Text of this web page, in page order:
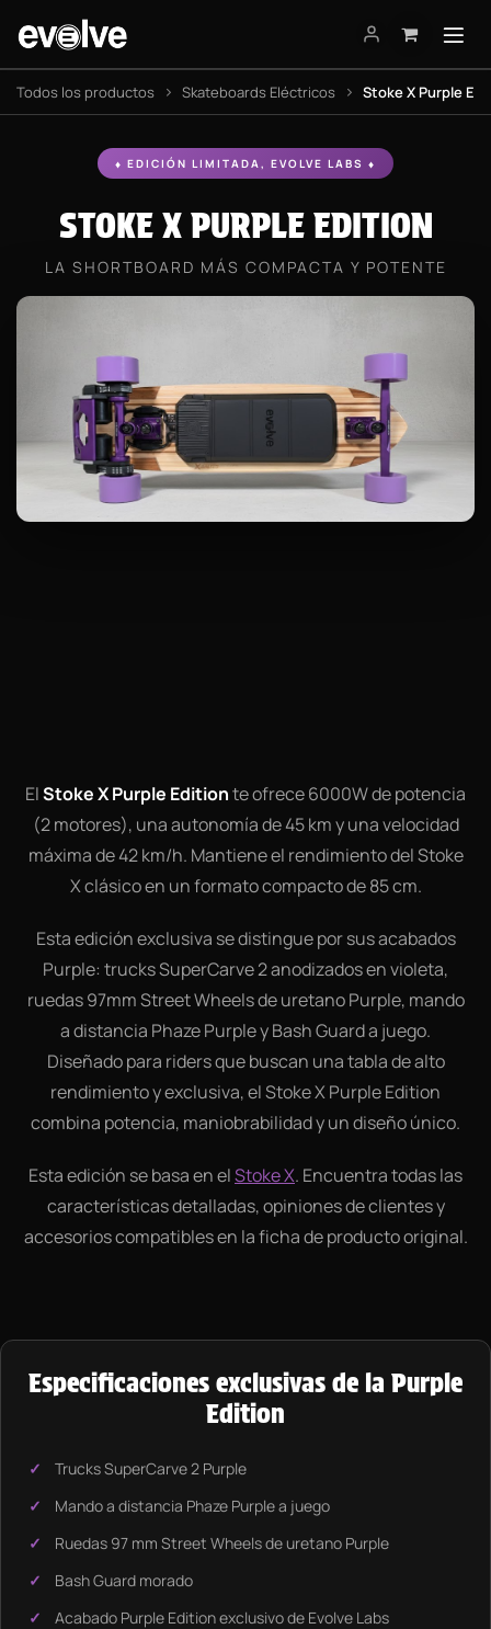
Todos los productos Skateboards Eléctricos Stoke X Purple
♦ EDICIÓN LIMITADA, EVOLVE LABS ♦
STOKE X PURPLE EDITION
LA SHORTBOARD MÁS COMPACTA Y POTENTE
ElStoke X Purple Editionte ofrece 6000W de potencia
(2 motores), una autonomía de 45 km y una velocidad
máxima de 42 km/h. Mantiene el rendimiento del Stoke
X clásico en un formato compacto de 85 cm.
Esta edición exclusiva se distingue por sus acabados
Purple: trucks SuperCarve 2 anodizados en violeta,
ruedas 97mm Street Wheels de uretano Purple, mando
a distancia Phaze Purple y Bash Guard a juego.
Diseñado para riders que buscan una tabla de alto
rendimiento y exclusiva, el Stoke X Purple Edition
combina potencia, maniobrabilidad y un diseño único.
Esta edición se basa en elStoke X. Encuentra todas las
características detalladas, opiniones de clientes y
accesorios compatibles en la ficha de producto original.
Especificaciones exclusivas de la Purple
Edition
Trucks SuperCarve 2 Purple
Mando a distancia Phaze Purple a juego
Ruedas 97 mm Street Wheels de uretano Purple
Bash Guard morado
Acabado Purple Edition exclusivo de Evolve Labs